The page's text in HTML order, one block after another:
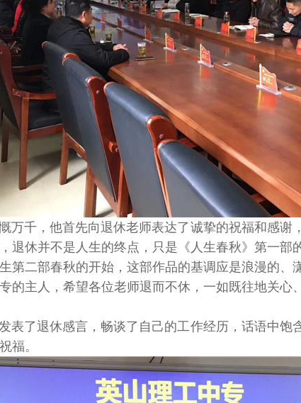
万千，他首先向退休老师表达了诚挚的祝福和感谢
退休并不是人生的终点，只是《人生春秋》第一部
第二部春秋的开始，这部作品的基调应是浪漫的、
的主人，希望各位老师退而不休，一如既往地关心
表了退休感言，畅谈了自己的工作经历，话语中饱
福。